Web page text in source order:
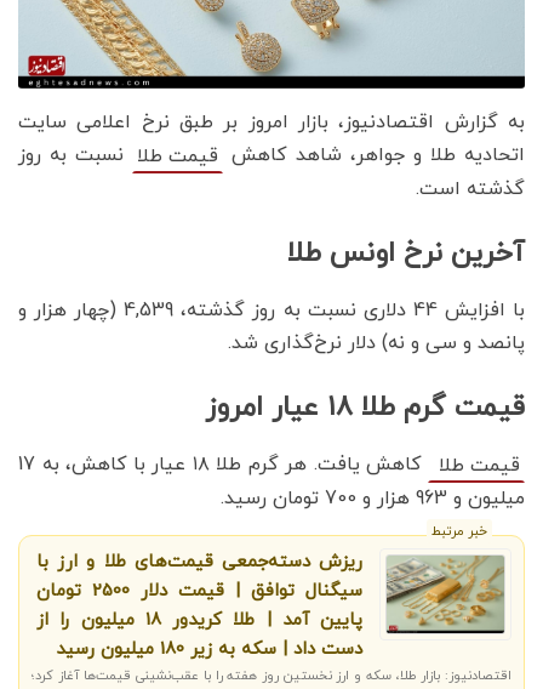
به گزارش اقتصادنیوز، بازار امروز بر طبق نرخ اعلامی سایت
اتحادیه طلا و جواهر، شاهد کاهش قیمت‌‌‌‌ طلا نسبت به روز
گذشته است.
آخرین نرخ اونس طلا
با افزایش 44 دلاری نسبت به روز گذشته، 4,539 (چهار هزار و
پانصد و سی و نه) دلار نرخ‌گذاری شد.
قیمت گرم طلا ۱۸ عیار امروز
قیمت طلا
کاهش یافت. هر گرم طلا ۱۸ عیار با کاهش، به 17
میلیون و 963 هزار و 700 تومان رسید.
خبر مرتبط
ریزش دسته‌جمعی قیمت‌های طلا و ارز با
سیگنال توافق | قیمت دلار 2500 تومان
پایین آمد | طلا کریدور 18 میلیون را از
دست داد | سکه به زیر 180 میلیون رسید
اقتصادنیوز: بازار طلا، سکه و ارز نخستین روز هفته را با عقب‌نشینی قیمت‌ها آغاز کرد؛